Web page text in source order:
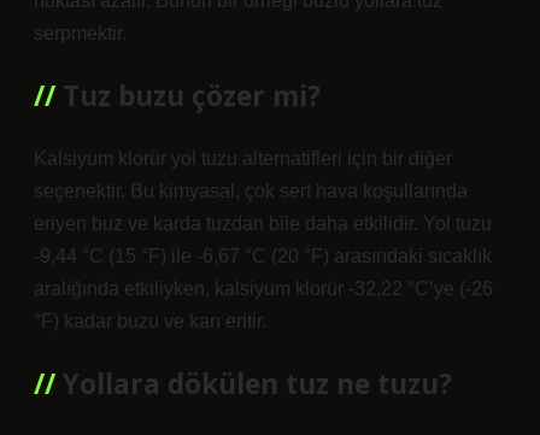
serpmektir.
Tuz buzu çözer mi?
Kalsiyum klorür yol tuzu alternatifleri için bir diğer
seçenektir. Bu kimyasal, çok sert hava koşullarında
eriyen buz ve karda tuzdan bile daha etkilidir. Yol tuzu
-9,44 °C (15 °F) ile -6,67 °C (20 °F) arasındaki sıcaklık
aralığında etkiliyken, kalsiyum klorür -32,22 °C’ye (-26
°F) kadar buzu ve karı eritir.
Yollara dökülen tuz ne tuzu?